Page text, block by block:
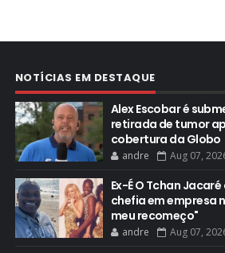
NOTÍCIAS EM DESTAQUE
Alex Escobar é
retirada de tumor
cobertura da Globo
andre Aug 07,
Ex-É O Tchan
chefia em empresa
meu recomeço"
andre Aug 07,